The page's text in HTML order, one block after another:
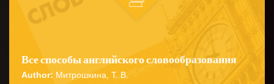
Все способы английского словообразования
Author: Митрошкина, Т. В.